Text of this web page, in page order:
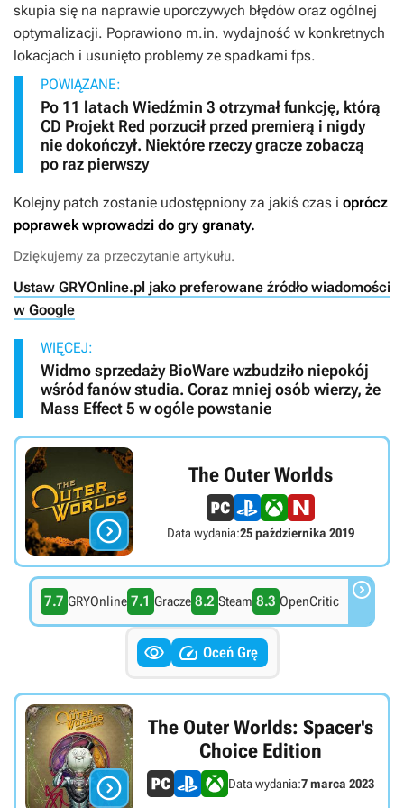
skupia się na naprawie uporczywych błędów oraz ogólnej
optymalizacji. Poprawiono m.in. wydajność w konkretnych
lokacjach i usunięto problemy ze spadkami fps.
POWIĄZANE:
Po 11 latach Wiedźmin 3 otrzymał funkcję, którą
CD Projekt Red porzucił przed premierą i nigdy
nie dokończył. Niektóre rzeczy gracze zobaczą
po raz pierwszy
Kolejny patch zostanie udostępniony za jakiś czas i oprócz
poprawek wprowadzi do gry granaty.
Dziękujemy za przeczytanie artykułu.
Ustaw GRYOnline.pl jako preferowane źródło wiadomości
w Google
WIĘCEJ:
Widmo sprzedaży BioWare wzbudziło niepokój
wśród fanów studia. Coraz mniej osób wierzy, że
Mass Effect 5 w ogóle powstanie

The Outer Worlds
Data wydania:25 października 2019
7.7 GRYOnline 7.1 Gracze 8.2 Steam 8.3 OpenCritic 
  Oceń Grę

The Outer Worlds: Spacer's
Choice Edition
Data wydania:7 marca 2023